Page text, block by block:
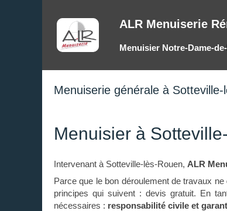
ALR Menuiserie
Menuisier Notre-Dame-
Menuiserie générale à
Menuisier à
Intervenant à Sotteville-lès-Rouen, ALR
Parce que le bon déroulement de travaux
principes qui suivent : devis gratuit. En
nécessaires : responsabilité civile et